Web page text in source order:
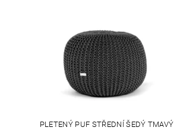
PLETENÝ PUF STŘEDNÍ ŠEDÝ TMAVÝ